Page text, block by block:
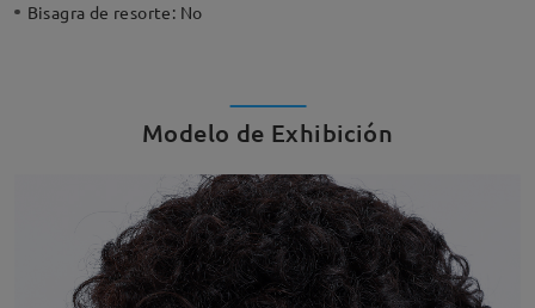
Bisagra de resorte: No
Modelo de Exhibición